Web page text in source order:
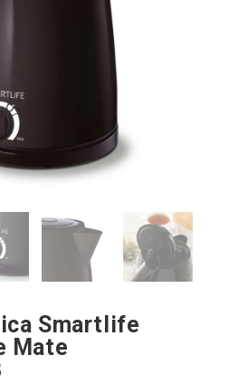
Smartlife
Mate